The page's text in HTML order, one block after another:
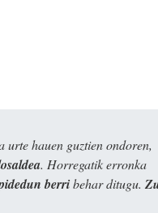
urte hauen guztien ondoren,
. Horregatik erronka
berribehar ditugu.